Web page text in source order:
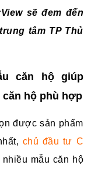
sẽ đem đến
tâm TP Thủ
căn hộ giúp
căn hộ phù hợp
được sản phẩm
chủ đầu tư C
mẫu căn hộ